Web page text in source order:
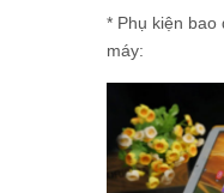
* Phụ kiện
máy: